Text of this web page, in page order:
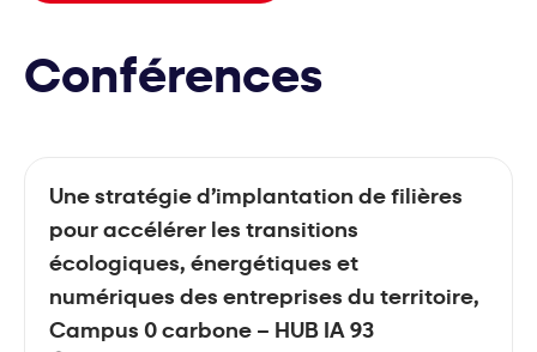
Conférences
Une stratégie d’implantation de filières
pour accélérer les transitions
écologiques, énergétiques et
numériques des entreprises du territoire,
Campus 0 carbone – HUB IA 93